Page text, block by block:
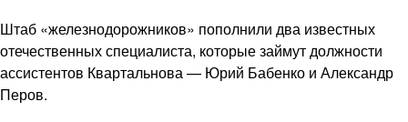
Штаб «железнодорожников» пополнили два известных
отечественных специалиста, которые займут должности
ассистентов Квартальнова — Юрий Бабенко и Александр
Перов.